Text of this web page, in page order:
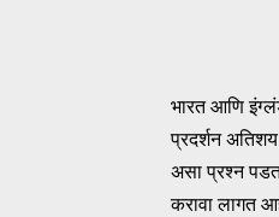
भारत आणि
प्रदर्शन
असा प्रश्न
करावा लागत